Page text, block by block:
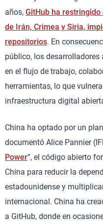
años, GitHub ha
de Irán, Crimea y Siria,
repositorios. En
público, los
en el flujo de trabajo,
herramientas, lo que
infraestructura digital
China ha optado por un
documentó Alice Pannier
Power”, el código abierto
China para reducir la
estadounidense y
internacional. China ha
a GitHub, donde en